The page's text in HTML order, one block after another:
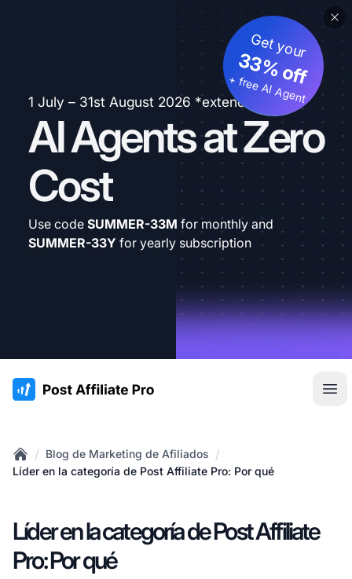
1 July – 31st August 2026 *extended
AI Agents at Zero
Cost
Get your
33% off
+ free AI Agent
Use code SUMMER-33M for monthly and
SUMMER-33Y for yearly subscription
:site.title
Home
/ Blog de Marketing de Afiliados /
Líder en la categoría de Post Affiliate Pro: Por qué
Líder en la categoría de Post Affiliate
Pro: Por qué